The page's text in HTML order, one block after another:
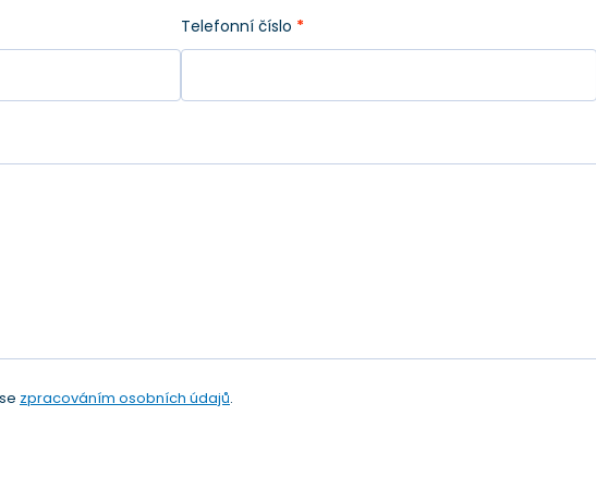
Telefonní číslo *
zpracováním osobních údajů.